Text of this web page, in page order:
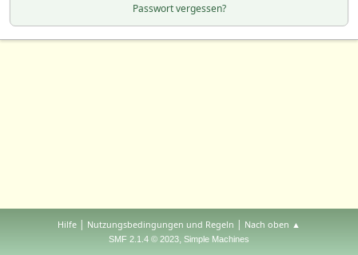
Passwort vergessen?
Hilfe | Nutzungsbedingungen und Regeln | Nach oben ▲
SMF 2.1.4 © 2023, Simple Machines